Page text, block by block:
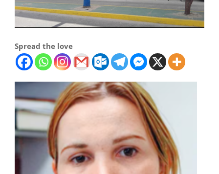
Spread the love